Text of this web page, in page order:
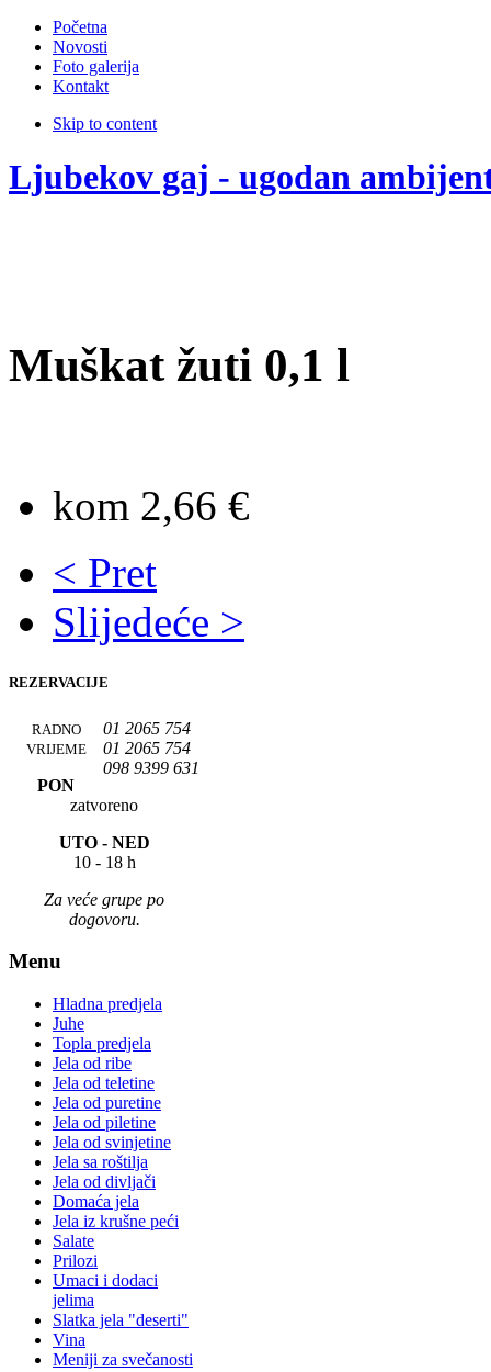
Početna
Novosti
Foto galerija
Kontakt
Skip to content
Ljubekov gaj - ugodan
Muškat žuti 0,1 l
kom 2,66 €
< Pret
Slijedeće >
REZERVACIJE
01 2065 754
01 2065 754
098 9399 631
RADNO
VRIJEME
PON
zatvoreno
UTO - NED
10 - 18 h
Za veće grupe po
dogovoru.
Menu
Hladna predjela
Juhe
Topla predjela
Jela od ribe
Jela od teletine
Jela od puretine
Jela od piletine
Jela od svinjetine
Jela sa roštilja
Jela od divljači
Domaća jela
Jela iz krušne peći
Salate
Prilozi
Umaci i dodaci
jelima
Slatka jela "deserti"
Vina
Meniji za svečanosti